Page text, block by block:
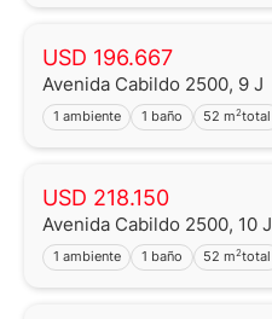
USD 196.667
Avenida Cabildo 2500, 9 J
1 ambiente 1 baño 52 m2total
USD 218.150
Avenida Cabildo 2500, 10 J
1 ambiente 1 baño 52 m2total